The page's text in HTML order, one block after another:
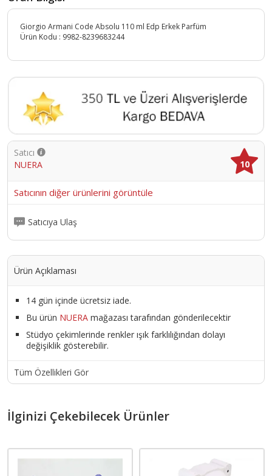
Giorgio Armani Code Absolu 110 ml Edp Erkek Parfüm
Ürün Kodu : 9982-8239683244
Satıcı
NUERA
10
Satıcının diğer ürünlerini görüntüle
Satıcıya Ulaş
Ürün Açıklaması
14 gün içinde ücretsiz iade.
Bu ürün NUERA mağazası tarafından gönderilecektir
Stüdyo çekimlerinde renkler ışık farklılığından dolayı
değişiklik gösterebilir.
Tüm Özellikleri Gör
İlginizi Çekebilecek Ürünler